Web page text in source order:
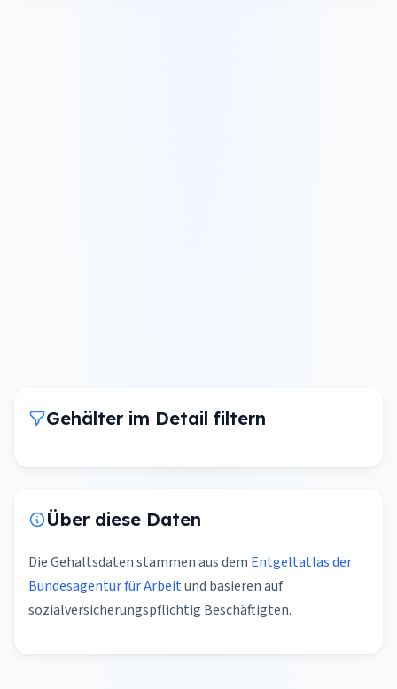
Gehälter im Detail filtern
Über diese Daten
Die Gehaltsdaten stammen aus dem Entgeltatlas der
Bundesagentur für Arbeitund basieren auf
sozialversicherungspflichtig Beschäftigten.